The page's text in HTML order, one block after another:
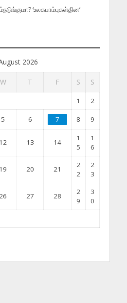
‘உலகபாம்புகள்தின’
2026
W T F S S
1 2
5 6 7 8 9
12 13 14
1
5
1
6
19 20 21
2
2
2
3
27 28
2
9
3
0